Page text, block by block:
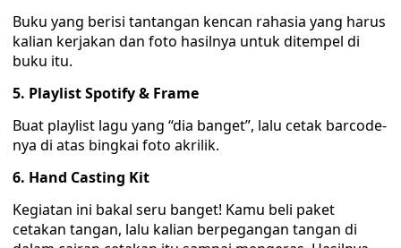
Buku yang berisi tantangan kencan rahasia yang harus
kalian kerjakan dan foto hasilnya untuk ditempel di
buku itu.
5. Playlist Spotify & Frame
Buat playlist lagu yang “dia banget”, lalu cetak barcode-
nya di atas bingkai foto akrilik.
6. Hand Casting Kit
Kegiatan ini bakal seru banget! Kamu beli paket
cetakan tangan, lalu kalian berpegangan tangan di